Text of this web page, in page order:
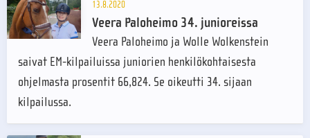
13.8.2020
Veera Paloheimo 34. junioreissa
Veera Paloheimo ja Wolle Wolkenstein
saivat EM-kilpailuissa juniorien henkilökohtaisesta
ohjelmasta prosentit 66,824. Se oikeutti 34. sijaan
kilpailussa.